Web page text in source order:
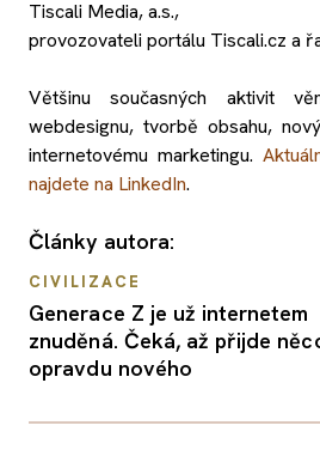
Tiscali Media, a.s.,
provozovateli portálu Tiscali.cz a
Většinu současných aktivit
webdesignu, tvorbě obsahu,
internetovému marketingu.
najdete na LinkedIn.
Články autora:
CIVILIZACE
Generace Z je už internetem
znuděná. Čeká, až přijde
opravdu nového